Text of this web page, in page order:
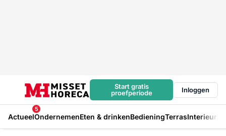
Start gratis
proefperiode
Inloggen
Actueel
5
OndernemenEten & drinkenBedieningTerrasInterieur